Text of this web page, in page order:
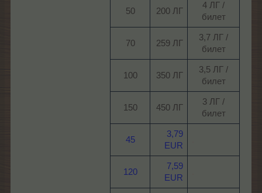
50​ 200 ЛГ​
4 ЛГ /
билет​
70​ 259 ЛГ​
3,7 ЛГ /
билет​
100​ 350 ЛГ​
3,5 ЛГ /
билет​
150​ 450 ЛГ​
3 ЛГ /
билет​
45
3,79
EUR
120
7,59
EUR